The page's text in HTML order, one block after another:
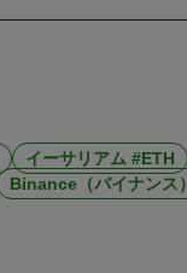
イーサリアム #ETH
Binance（バイナンス）